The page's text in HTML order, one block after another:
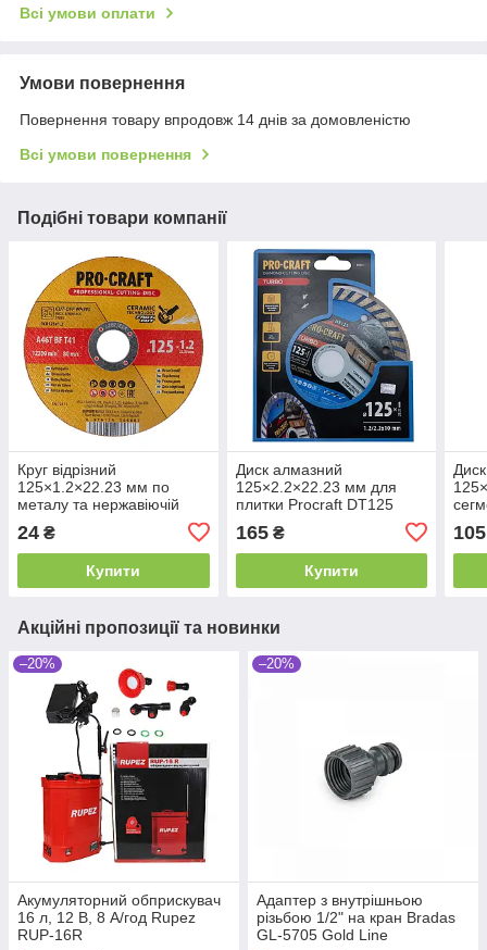
Всі умови оплати
Умови повернення
Повернення товару впродовж 14 днів за домовленістю
Всі умови повернення
Подібні товари компанії
Круг відрізний
125×1.2×22.23 мм по
металу та нержавіючій
сталі Procraft YCD125×1.2
24 ₴
Купити
Диск алмазний
125×2.2×22.23 мм для
плитки Procraft DT125
165₴
Купити
105
Акційні пропозиції та новинки
–20%
Акумуляторний обприскувач
16 л, 12 В, 8 А/год Rupez
RUP-16R
–20%
Адаптер з внутрішньою
різьбою 1/2" на кран Bradas
GL-5705 Gold Line